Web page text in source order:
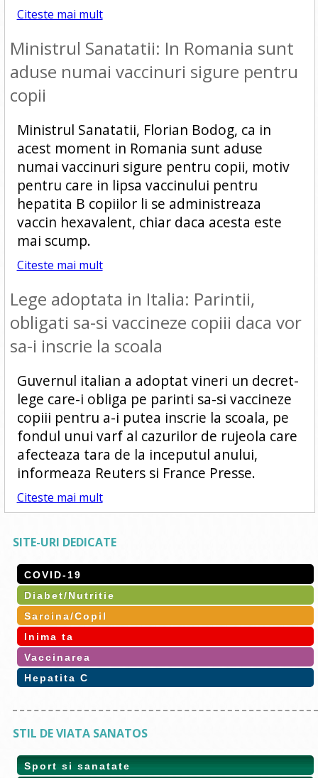
Citeste mai mult
Ministrul Sanatatii: In Romania sunt
aduse numai vaccinuri sigure pentru
copii
Ministrul Sanatatii, Florian Bodog, ca in
acest moment in Romania sunt aduse
numai vaccinuri sigure pentru copii, motiv
pentru care in lipsa vaccinului pentru
hepatita B copiilor li se administreaza
vaccin hexavalent, chiar daca acesta este
mai scump.
Citeste mai mult
Lege adoptata in Italia: Parintii,
obligati sa-si vaccineze copiii daca vor
sa-i inscrie la scoala
Guvernul italian a adoptat vineri un decret-
lege care-i obliga pe parinti sa-si vaccineze
copiii pentru a-i putea inscrie la scoala, pe
fondul unui varf al cazurilor de rujeola care
afecteaza tara de la inceputul anului,
informeaza Reuters si France Presse.
Citeste mai mult
SITE-URI DEDICATE
COVID-19
Diabet/Nutritie
Sarcina/Copil
Inima ta
Vaccinarea
Hepatita C
STIL DE VIATA SANATOS
Sport si sanatate